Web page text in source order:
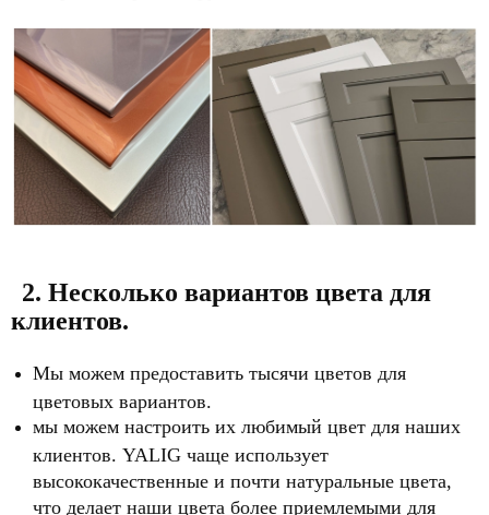
2. Несколько вариантов цвета для
клиентов.
Мы можем предоставить тысячи цветов для
цветовых вариантов.
мы можем настроить их любимый цвет для наших
клиентов. YALIG чаще использует
высококачественные и почти натуральные цвета,
что делает наши цвета более приемлемыми для